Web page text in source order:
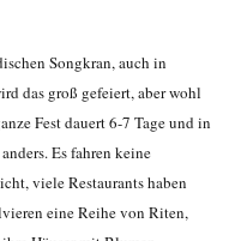
Songkran, auch in
das groß gefeiert, aber wohl
Fest dauert 6-7 Tage und in
Es fahren keine
viele Restaurants haben
eine Reihe von Riten,